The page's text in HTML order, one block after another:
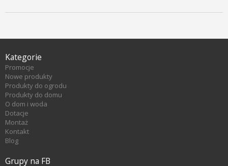
Kategorie
Promocje
Nowe produkty
Produkty do ogrodu
Produkty do domu
O dom i woda
Dotacje
Montaż
Kontakt
Blog
Grupy na FB